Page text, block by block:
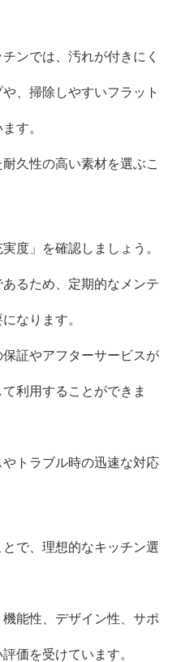
ンでは、汚れが付きにく
、掃除しやすいフラット
す。
久性の高い素材を選ぶこ
度」を確認しましょう。
るため、定期的なメンテ
なります。
証やアフターサービスが
利用することができま
トラブル時の迅速な対応
で、理想的なキッチン選
能性、デザイン性、サポ
価を受けています。